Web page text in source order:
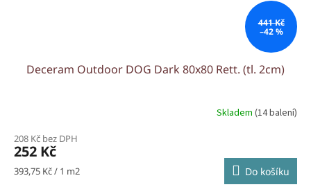
441 Kč
–42 %
Deceram Outdoor DOG Dark 80x80 Rett. (tl. 2cm)
Skladem (14 balení)
208 Kč bez DPH
252 Kč
Měrná
393,75 Kč / 1 m2 Do košíku